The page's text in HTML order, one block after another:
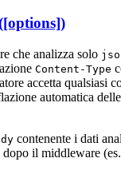
che analizza solo
Content-Type
accetta qualsiasi
automatica
contenente i dati
dopo il middleware (es.